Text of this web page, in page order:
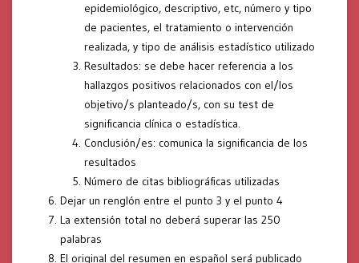
epidemiológico, descriptivo, etc, número y tipo
de pacientes, el tratamiento o intervención
realizada, y tipo de análisis estadístico utilizado
Resultados: se debe hacer referencia a los
hallazgos positivos relacionados con el/los
objetivo/s planteado/s, con su test de
significancia clínica o estadística.
Conclusión/es: comunica la significancia de los
resultados
Número de citas bibliográficas utilizadas
Dejar un renglón entre el punto 3 y el punto 4
La extensión total no deberá superar las 250
palabras
El original del resumen en español será publicado